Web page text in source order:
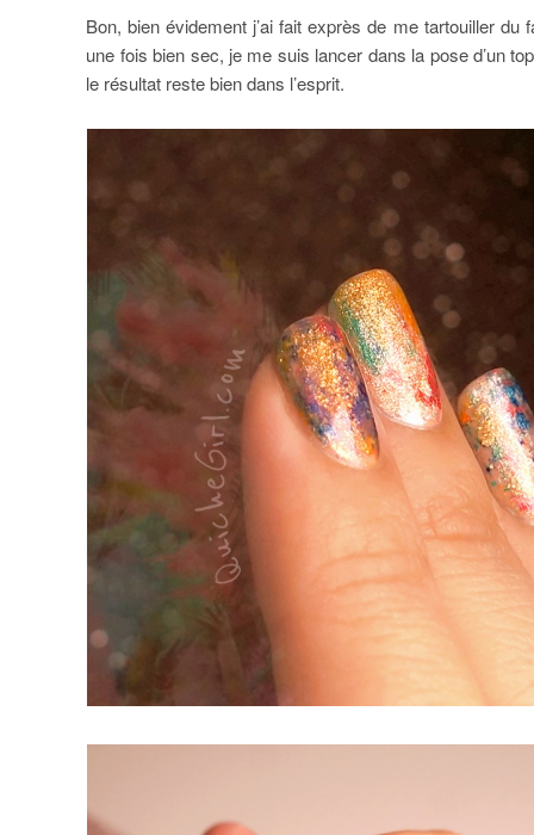
Bon, bien évidement j’ai fait exprès de me tartouiller
une fois bien sec, je me suis lancer dans la pose d’un
le résultat reste bien dans l’esprit.